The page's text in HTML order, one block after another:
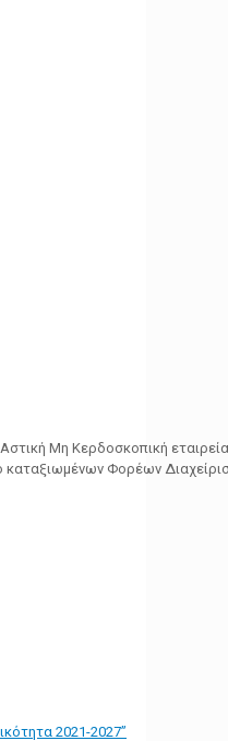
Μη Κερδοσκοπική
καταξιωμένων Φορέων
2021-2027”